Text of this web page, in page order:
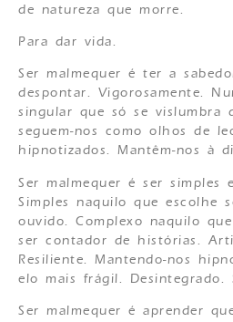
de natureza que morre.
Para dar vida.
Ser malmequer é ter a
despontar. Vigorosamente.
singular que só se vislumbra
seguem-nos como olhos de
hipnotizados. Mantêm-nos à
Ser malmequer é ser simples
Simples naquilo que escolhe
ouvido. Complexo naquilo
ser contador de histórias.
Resiliente. Mantendo-nos
elo mais frágil. Desintegrado.
Ser malmequer é aprender